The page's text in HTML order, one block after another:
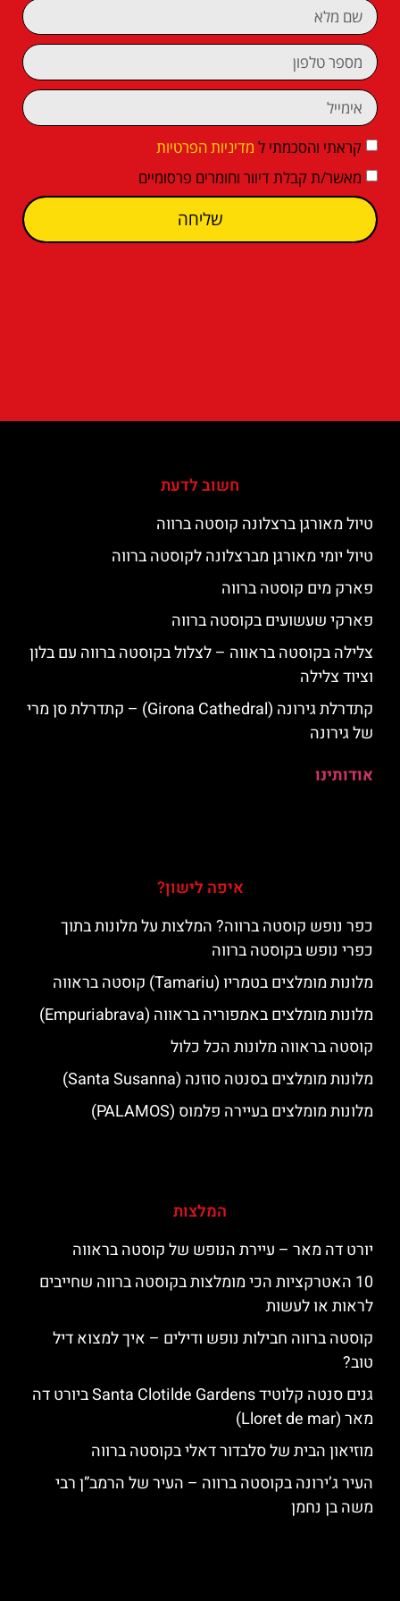
קראתי והסכמתי ל מדיניות הפרטיות
מאשר/ת קבלת דיוור וחומרים פרסומיים
שליחה
חשוב לדעת
טיול מאורגן ברצלונה קוסטה ברווה
טיול יומי מאורגן מברצלונה לקוסטה ברווה
פארק מים קוסטה ברווה
פארקי שעשועים בקוסטה ברווה
צלילה בקוסטה בראווה – לצלול בקוסטה ברווה עם בלון
וציוד צלילה
קתדרלת גירונה (Girona Cathedral) – קתדרלת סן מרי
של גירונה
אודותינו
איפה לישון?
כפר נופש קוסטה ברווה? המלצות על מלונות בתוך
כפרי נופש בקוסטה ברווה
מלונות מומלצים בטמריו (Tamariu) קוסטה בראווה
מלונות מומלצים באמפוריה בראווה (Empuriabrava)
קוסטה בראווה מלונות הכל כלול
מלונות מומלצים בסנטה סוזנה (Santa Susanna)
מלונות מומלצים בעיירה פלמוס (PALAMOS)
המלצות
יורט דה מאר – עיירת הנופש של קוסטה בראווה
10 האטרקציות הכי מומלצות בקוסטה ברווה שחייבים
לראות או לעשות
קוסטה ברווה חבילות נופש ודילים – איך למצוא דיל
טוב?
גנים סנטה קלוטיד Santa Clotilde Gardens ביורט דה
מאר (Lloret de mar)
מוזיאון הבית של סלבדור דאלי בקוסטה ברווה
העיר ג’ירונה בקוסטה ברווה – העיר של הרמב”ן רבי
משה בן נחמן